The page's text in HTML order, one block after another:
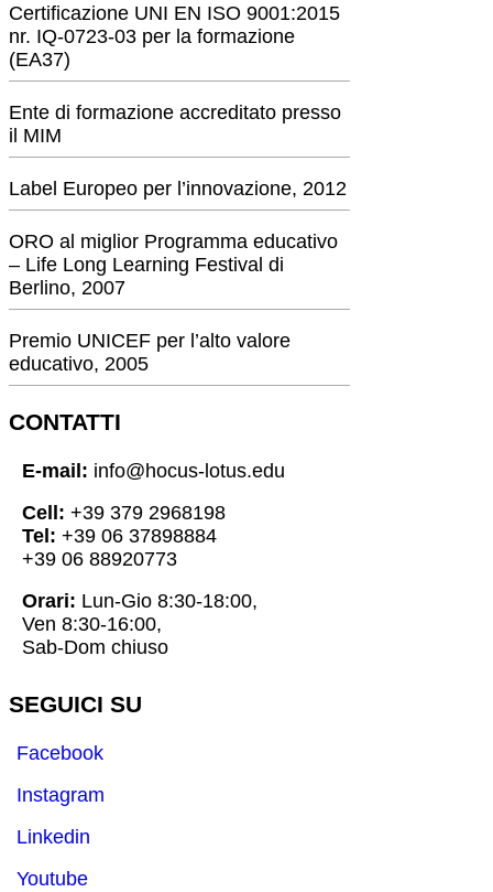
Certificazione UNI EN ISO 9001:2015
nr. IQ-0723-03 per la formazione
(EA37)
Ente di formazione accreditato presso
il MIM
Label Europeo per l’innovazione, 2012
ORO al miglior Programma educativo
– Life Long Learning Festival di
Berlino, 2007
Premio UNICEF per l’alto valore
educativo, 2005
CONTATTI
E-mail: info@hocus-lotus.edu
Cell: +39 379 2968198
Tel: +39 06 37898884
+39 06 88920773
Orari: Lun-Gio 8:30-18:00,
Ven 8:30-16:00,
Sab-Dom chiuso
SEGUICI SU
Facebook
Instagram
Linkedin
Youtube